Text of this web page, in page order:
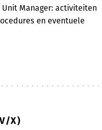
Manager: activiteiten
en eventuele
X)